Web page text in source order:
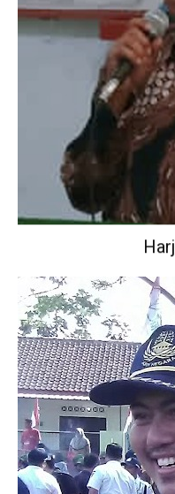
Wakil Kepala